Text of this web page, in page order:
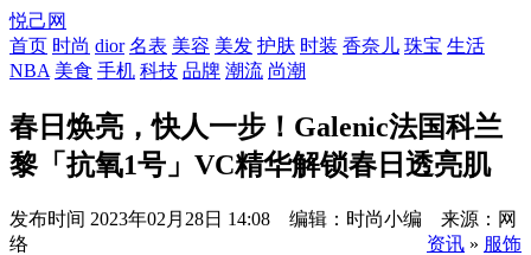
悦己网
首页 时尚 dior 名表 美容 美发 护肤 时装 香奈儿 珠宝 生活
NBA 美食 手机 科技 品牌 潮流 尚潮
春日焕亮，快人一步！Galenic法国科兰
黎「抗氧1号」VC精华解锁春日透亮肌
发布时间 2023年02月28日 14:08 编辑：时尚小编 来源：网
络
资讯 » 服饰